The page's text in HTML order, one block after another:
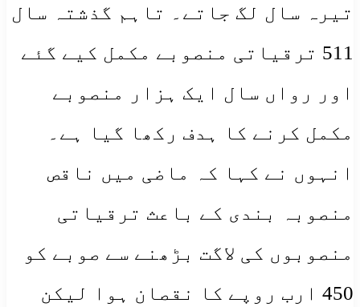
تیرہ سال لگ جاتے۔ تاہم گذشتہ سال
511 ترقیاتی منصوبے مکمل کیے گئے
اور رواں سال ایک ہزار منصوبے
مکمل کرنے کا ہدف رکھا گیا ہے۔
انہوں نے کہا کہ ماضی میں ناقص
منصوبہ بندی کے باعث ترقیاتی
منصوبوں کی لاگت بڑھنے سے صوبے کو
450 ارب روپے کا نقصان ہوا لیکن